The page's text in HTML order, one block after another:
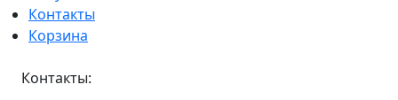
Контакты
Корзина
Контакты: